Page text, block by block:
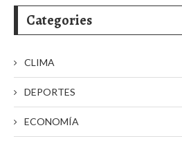
Categories
CLIMA
DEPORTES
ECONOMÍA